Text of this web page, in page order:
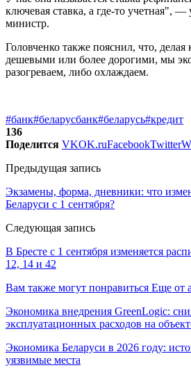
ключевая ставка, а где-то учетная", —
министр.
Головченко также пояснил, что, делая
дешевыми или более дорогими, мы
разогреваем, либо охлаждаем.
#банк#беларусбанк#беларусь#кредит
136
Поделится VKOK.ruFacebookTwitter
Предыдущая запись
Экзамены, форма, дневники: что
Беларуси с 1 сентября?
Следующая запись
В Бресте с 1 сентября изменяется
12, 14 и 42
Вам также могут понравиться Еще от
Экономика внедрения GreenLogic:
эксплуатационных расходов на
Экономика Беларуси в 2026 году:
уязвимые места